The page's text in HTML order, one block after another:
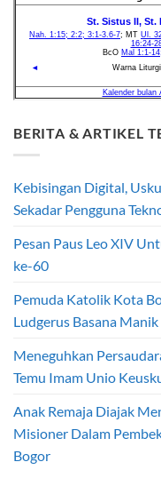
BERITA & ARTIKEL
Kebisingan Digital,
Sekadar Pengguna
Pesan Paus Leo XIV
ke-60
Pemuda Katolik Kota
Ludgerus Basana
Meneguhkan
Temu Imam Unio
Anak Remaja Diajak
Misioner Dalam
Bogor